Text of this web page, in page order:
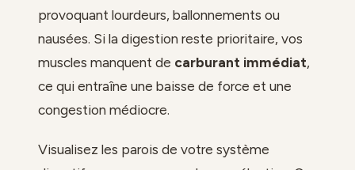
provoquant lourdeurs, ballonnements ou
nausées. Si la digestion reste prioritaire, vos
muscles manquent de carburant immédiat,
ce qui entraîne une baisse de force et une
congestion médiocre.
Visualisez les parois de votre système